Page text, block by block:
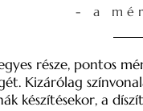
- a
része, pontos
Kizárólag
készítésekor, a